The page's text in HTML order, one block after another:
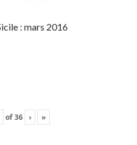
: mars 2016
of36 › »